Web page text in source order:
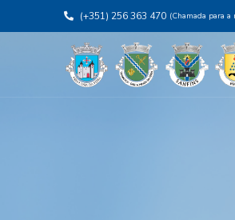
(+351) 256 363 470 (Chamada para a